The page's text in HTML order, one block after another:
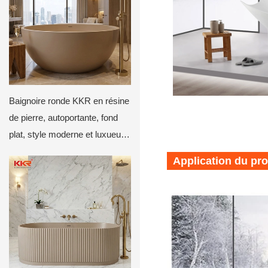
Baignoire ronde KKR en résine
de pierre, autoportante, fond
plat, style moderne et luxueux,
mat
Application du